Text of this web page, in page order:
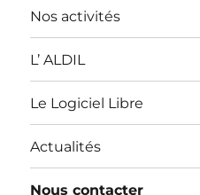
Nos activités
L’ ALDIL
Le Logiciel Libre
Actualités
Nous contacter